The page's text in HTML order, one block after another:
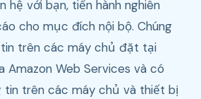
hệ với bạn, tiến hành nghiên
cho mục đích nội bộ. Chúng
trên các máy chủ đặt tại
Amazon Web Services và có
trên các máy chủ và thiết bị